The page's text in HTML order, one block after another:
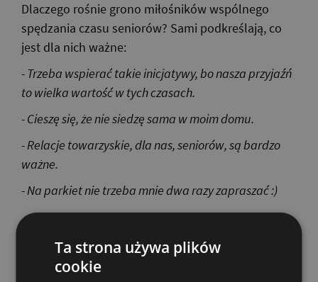
Dlaczego rośnie grono miłośników wspólnego
spędzania czasu seniorów? Sami podkreślają, co
jest dla nich ważne:
- Trzeba wspierać takie inicjatywy, bo nasza przyjaźń
to wielka wartość w tych czasach.
- Cieszę się, że nie siedzę sama w moim domu.
- Relacje towarzyskie, dla nas, seniorów, są bardzo
ważne.
- Na parkiet nie trzeba mnie dwa razy zapraszać :)
Ci, którzy byli na pierwszym zlocie, dopytują o
kolejny. No i doczekali się! Na
Ta strona używa plików
cookie